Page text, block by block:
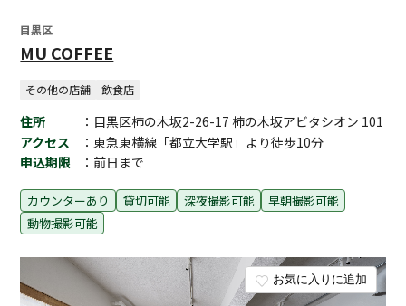
お気に入りに追加
目黒区
MU COFFEE
その他の店舗 飲食店
住所
：目黒区柿の木坂2-26-17 柿の木坂アビタシオン 101
アクセス
：東急東横線「都立大学駅」より徒歩10分
申込期限
：前日まで
カウンターあり 貸切可能 深夜撮影可能
早朝撮影可能
動物撮影可能